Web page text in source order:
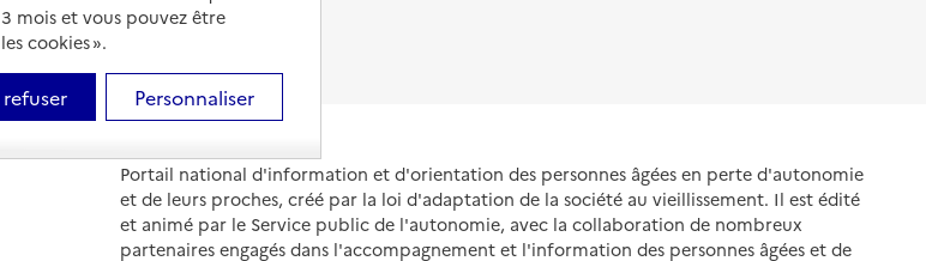
Portail national d'information et d'orientation des personnes âgées en perte d'autonomie
et de leurs proches, créé par la loi d'adaptation de la société au vieillissement. Il est édité
et animé par le Service public de l'autonomie, avec la collaboration de nombreux
partenaires engagés dans l'accompagnement et l'information des personnes âgées et de
mois et vous pouvez être
cookies ».
Personnaliser